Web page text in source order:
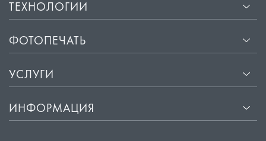
ТЕХНОЛОГИИ
ФОТОПЕЧАТЬ
УСЛУГИ
ИНФОРМАЦИЯ